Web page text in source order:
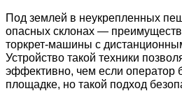
Под землей в неукрепленных
опасных склонах —
торкрет-машины с
Устройство такой техники
эффективно, чем если оператор
площадке, но такой подход